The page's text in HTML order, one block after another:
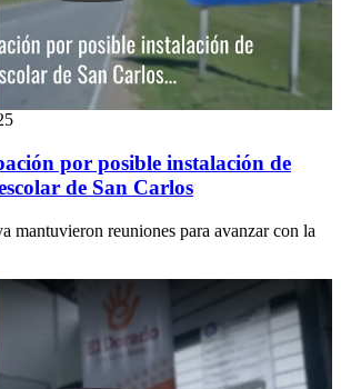
por posible instalación de
de San Carlos
mantuvieron reuniones para avanzar con la